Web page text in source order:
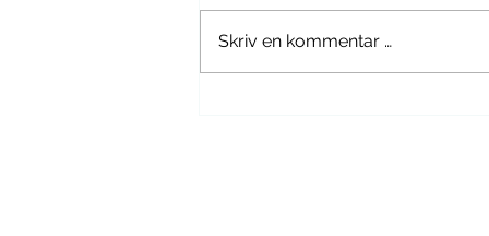
Hva er babypotting?
Skriv en kommentar …